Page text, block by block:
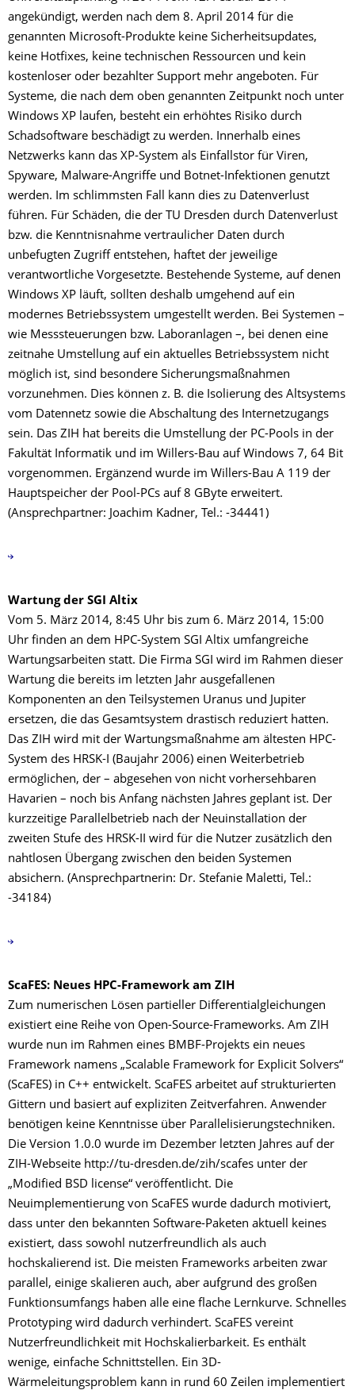
angekündigt, werden nach dem 8. April 2014 für die
genannten Microsoft-Produkte keine Sicherheitsupdates,
keine Hotfixes, keine technischen Ressourcen und kein
kostenloser oder bezahlter Support mehr angeboten. Für
Systeme, die nach dem oben genannten Zeitpunkt noch unter
Windows XP laufen, besteht ein erhöhtes Risiko durch
Schadsoftware beschädigt zu werden. Innerhalb eines
Netzwerks kann das XP-System als Einfallstor für Viren,
Spyware, Malware-Angriffe und Botnet-Infektionen genutzt
werden. Im schlimmsten Fall kann dies zu Datenverlust
führen. Für Schäden, die der TU Dresden durch Datenverlust
bzw. die Kenntnisnahme vertraulicher Daten durch
unbefugten Zugriff entstehen, haftet der jeweilige
verantwortliche Vorgesetzte. Bestehende Systeme, auf denen
Windows XP läuft, sollten deshalb umgehend auf ein
modernes Betriebssystem umgestellt werden. Bei Systemen –
wie Messsteuerungen bzw. Laboranlagen –, bei denen eine
zeitnahe Umstellung auf ein aktuelles Betriebssystem nicht
möglich ist, sind besondere Sicherungsmaßnahmen
vorzunehmen. Dies können z. B. die Isolierung des Altsystems
vom Datennetz sowie die Abschaltung des Internetzugangs
sein. Das ZIH hat bereits die Umstellung der PC-Pools in der
Fakultät Informatik und im Willers-Bau auf Windows 7, 64 Bit
vorgenommen. Ergänzend wurde im Willers-Bau A 119 der
Hauptspeicher der Pool-PCs auf 8 GByte erweitert.
(Ansprechpartner: Joachim Kadner, Tel.: -34441)
Wartung der SGI Altix
Vom 5. März 2014, 8:45 Uhr bis zum 6. März 2014, 15:00
Uhr finden an dem HPC-System SGI Altix umfangreiche
Wartungsarbeiten statt. Die Firma SGI wird im Rahmen dieser
Wartung die bereits im letzten Jahr ausgefallenen
Komponenten an den Teilsystemen Uranus und Jupiter
ersetzen, die das Gesamtsystem drastisch reduziert hatten.
Das ZIH wird mit der Wartungsmaßnahme am ältesten HPC-
System des HRSK-I (Baujahr 2006) einen Weiterbetrieb
ermöglichen, der – abgesehen von nicht vorhersehbaren
Havarien – noch bis Anfang nächsten Jahres geplant ist. Der
kurzzeitige Parallelbetrieb nach der Neuinstallation der
zweiten Stufe des HRSK-II wird für die Nutzer zusätzlich den
nahtlosen Übergang zwischen den beiden Systemen
absichern. (Ansprechpartnerin: Dr. Stefanie Maletti, Tel.:
-34184)
ScaFES: Neues HPC-Framework am ZIH
Zum numerischen Lösen partieller Differentialgleichungen
existiert eine Reihe von Open-Source-Frameworks. Am ZIH
wurde nun im Rahmen eines BMBF-Projekts ein neues
Framework namens „Scalable Framework for Explicit Solvers“
(ScaFES) in C++ entwickelt. ScaFES arbeitet auf strukturierten
Gittern und basiert auf expliziten Zeitverfahren. Anwender
benötigen keine Kenntnisse über Parallelisierungstechniken.
Die Version 1.0.0 wurde im Dezember letzten Jahres auf der
ZIH-Webseite http://tu-dresden.de/zih/scafes unter der
„Modified BSD license“ veröffentlicht. Die
Neuimplementierung von ScaFES wurde dadurch motiviert,
dass unter den bekannten Software-Paketen aktuell keines
existiert, dass sowohl nutzerfreundlich als auch
hochskalierend ist. Die meisten Frameworks arbeiten zwar
parallel, einige skalieren auch, aber aufgrund des großen
Funktionsumfangs haben alle eine flache Lernkurve. Schnelles
Prototyping wird dadurch verhindert. ScaFES vereint
Nutzerfreundlichkeit mit Hochskalierbarkeit. Es enthält
wenige, einfache Schnittstellen. Ein 3D-
Wärmeleitungsproblem kann in rund 60 Zeilen implementiert